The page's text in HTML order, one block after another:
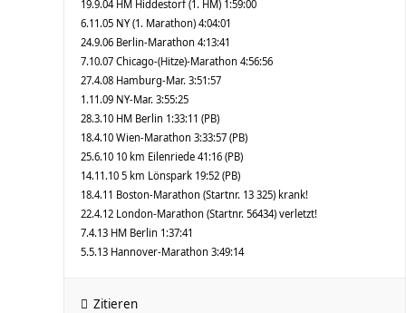
19.9.04 HM Hiddestorf (1. HM) 1:59:00
6.11.05 NY (1. Marathon) 4:04:01
24.9.06 Berlin-Marathon 4:13:41
7.10.07 Chicago-(Hitze)-Marathon 4:56:56
27.4.08 Hamburg-Mar. 3:51:57
1.11.09 NY-Mar. 3:55:25
28.3.10 HM Berlin 1:33:11 (PB)
18.4.10 Wien-Marathon 3:33:57 (PB)
25.6.10 10 km Eilenriede 41:16 (PB)
14.11.10 5 km Lönspark 19:52 (PB)
18.4.11 Boston-Marathon (Startnr. 13 325) krank!
22.4.12 London-Marathon (Startnr. 56434) verletzt!
7.4.13 HM Berlin 1:37:41
5.5.13 Hannover-Marathon 3:49:14
Zitieren